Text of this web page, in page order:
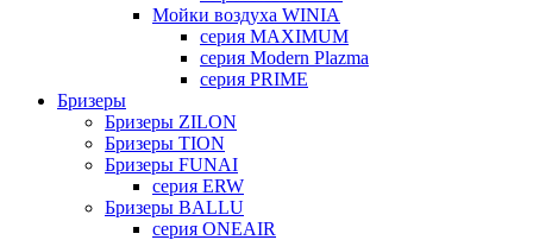
Мойки воздуха WINIA
серия MAXIMUM
серия Modern Plazma
серия PRIME
Бризеры
Бризеры ZILON
Бризеры TION
Бризеры FUNAI
серия ERW
Бризеры BALLU
серия ONEAIR